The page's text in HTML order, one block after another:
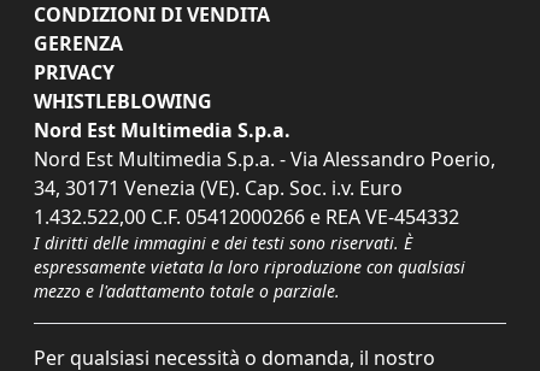
CONDIZIONI DI VENDITA
GERENZA
PRIVACY
WHISTLEBLOWING
Nord Est Multimedia S.p.a.
Nord Est Multimedia S.p.a. - Via Alessandro Poerio,
34, 30171 Venezia (VE). Cap. Soc. i.v. Euro
1.432.522,00 C.F. 05412000266 e REA VE-454332
I diritti delle immagini e dei testi sono riservati. È
espressamente vietata la loro riproduzione con qualsiasi
mezzo e l'adattamento totale o parziale.
Per qualsiasi necessità o domanda, il nostro